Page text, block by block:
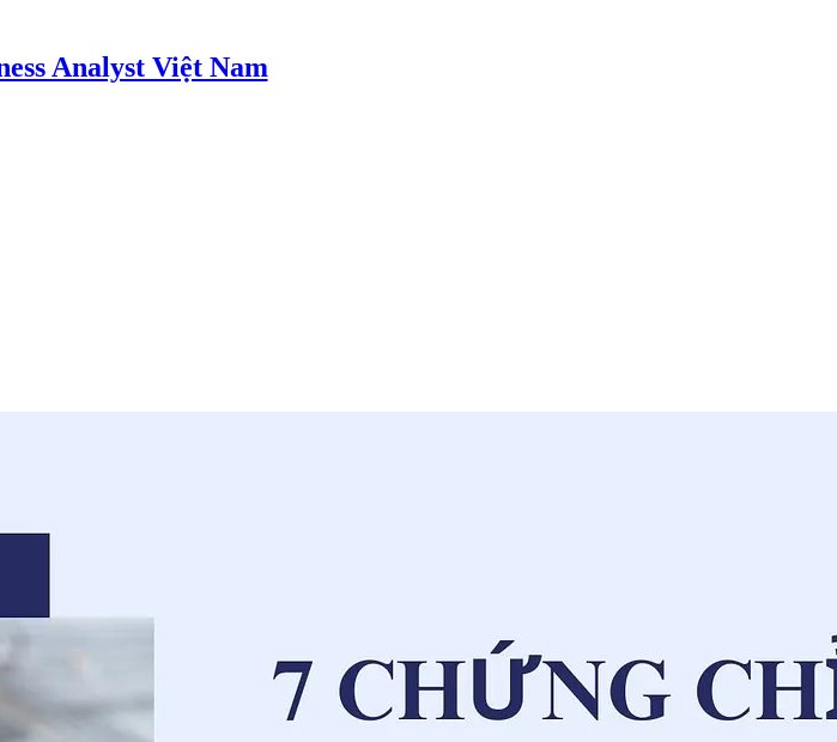
Analyst Việt Nam